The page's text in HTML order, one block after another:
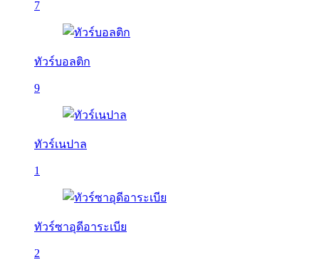
7
ทัวร์บอลติก
9
ทัวร์เนปาล
1
ทัวร์ซาอุดีอาระเบีย
2